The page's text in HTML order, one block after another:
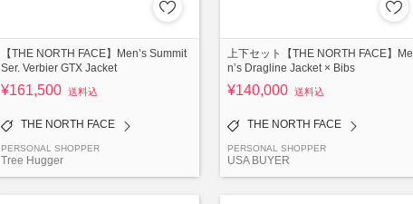
【THE NORTH FACE】Men’s Summit
Ser. Verbier GTX Jacket
¥161,500 送料込
THE NORTH FACE
PERSONAL SHOPPER
Tree Hugger
上下セット【THE NORTH FACE】Me
n’s Dragline Jacket × Bibs
¥140,000 送料込
THE NORTH FACE
PERSONAL SHOPPER
USA BUYER